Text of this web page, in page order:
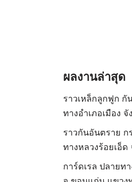
ผลงานล่าสุด
ราวเหล็กลูกฟูก กั
ทางอำเภอเมือง
ราวกันอันตราย ก
ทางหลวงร้อยเอ็ด
การ์ดเรล ปลายท